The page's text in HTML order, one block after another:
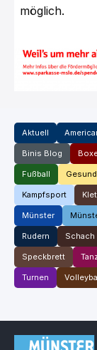
möglich.
Aktuell
Binis Blog
Fußball
Kampfsport
Münster
Rudern Schach
Speckbrett
Turnen